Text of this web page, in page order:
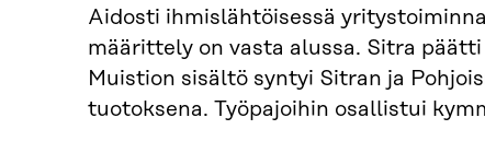
Aidosti ihmislähtöisessä
määrittely on vasta alussa. Sitra
Muistion sisältö syntyi Sitran ja
tuotoksena. Työpajoihin osallistui